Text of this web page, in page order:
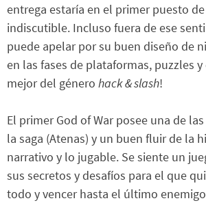
entrega estaría en el primer puesto
indiscutible. Incluso fuera de ese
puede apelar por su buen diseño de
en las fases de plataformas, puzzles y
mejor del género hack & slash!
El primer God of War posee una de
la saga (Atenas) y un buen fluir de la
narrativo y lo jugable. Se siente un
sus secretos y desafíos para el que
todo y vencer hasta el último